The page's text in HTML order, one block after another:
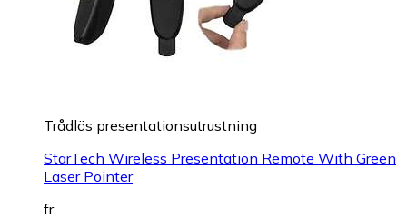
Trådlös presentationsutrustning
StarTech Wireless Presentation Remote With Green
Laser Pointer
fr.